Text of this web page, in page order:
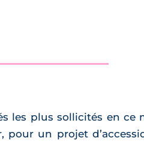
les plus sollicités en ce
un projet